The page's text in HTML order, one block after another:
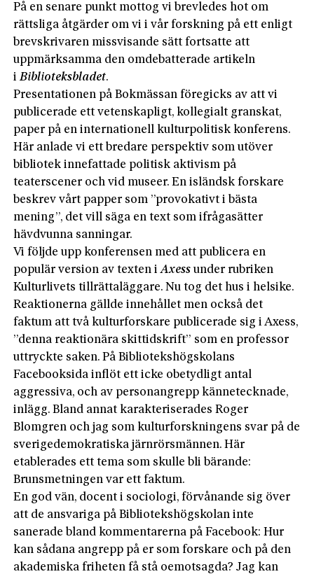
På en senare punkt mottog vi brevledes hot om
rättsliga åtgärder om vi i vår forskning på ett enligt
brevskrivaren missvisande sätt fortsatte att
uppmärksamma den omdebatterade artikeln
iBiblioteksbladet.
Presentationen på Bokmässan föregicks av att vi
publicerade ett vetenskapligt, kollegialt granskat,
paper på en internationell kulturpolitisk konferens.
Här anlade vi ett bredare perspektiv som utöver
bibliotek innefattade politisk aktivism på
teaterscener och vid museer. En isländsk forskare
beskrev vårt papper som ”provokativt i bästa
mening”, det vill säga en text som ifrågasätter
hävdvunna sanningar.
Vi följde upp konferensen med att publicera en
populär version av texten iAxessunder rubriken
Kulturlivets tillrättaläggare. Nu tog det hus i helsike.
Reaktionerna gällde innehållet men också det
faktum att två kulturforskare publicerade sig i Axess,
”denna reaktionära skittidskrift” som en professor
uttryckte saken. På Bibliotekshögskolans
Facebooksida inflöt ett icke obetydligt antal
aggressiva, och av personangrepp kännetecknade,
inlägg. Bland annat karakteriserades Roger
Blomgren och jag som kulturforskningens svar på de
sverigedemokratiska järnrörsmännen. Här
etablerades ett tema som skulle bli bärande:
Brunsmetningen var ett faktum.
En god vän, docent i sociologi, förvånande sig över
att de ansvariga på Bibliotekshögskolan inte
sanerade bland kommentarerna på Facebook: Hur
kan sådana angrepp på er som forskare och på den
akademiska friheten få stå oemotsagda? Jag kan